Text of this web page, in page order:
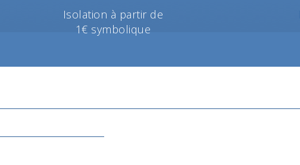
Isolation à partir de
1€ symbolique